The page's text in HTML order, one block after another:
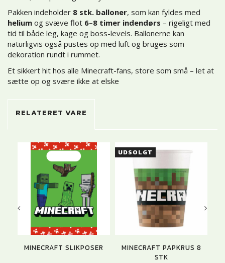
Pakken indeholder 8 stk. balloner, som kan fyldes med
helium og svæve flot 6–8 timer indendørs – rigeligt med
tid til både leg, kage og boss-levels. Ballonerne kan
naturligvis også pustes op med luft og bruges som
dekoration rundt i rummet.
Et sikkert hit hos alle Minecraft-fans, store som små – let at
sætte op og svære ikke at elske
RELATERET VARE
MINECRAFT SLIKPOSER
UDSOLGT
MINECRAFT PAPKRUS 8
STK